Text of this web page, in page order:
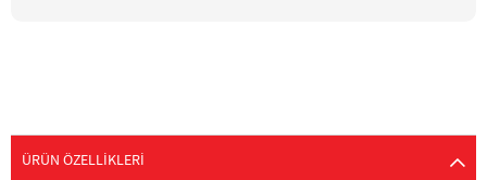
ÜRÜN ÖZELLIKLERI